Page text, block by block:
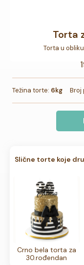
Torta
Torta u
Težina torte: 6kg Broj
Slične torte koje
Crno bela torta za
30.rođendan